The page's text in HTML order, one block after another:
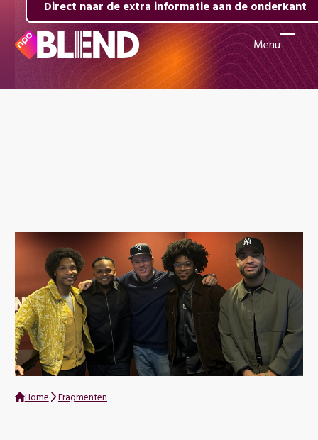
Direct naar de inhoud
Direct naar de hoofdnavigatie
Direct naar de extra informatie aan de onderkant
Menu
Home Fragmenten